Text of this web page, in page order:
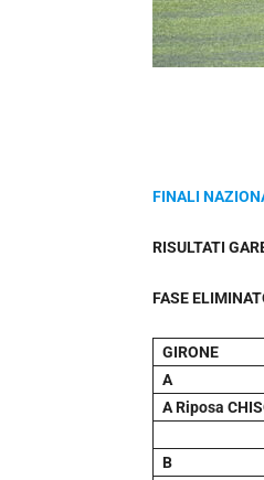
FINALI
RISULTATI
FASE
GIRONE
A
A Riposa
B